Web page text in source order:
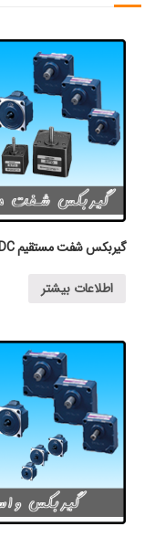
گیربکس شفت مستقیم AC , DC
اطلاعات بیشتر